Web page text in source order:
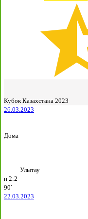
Кубок Казахстана 2023
26.03.2023
Дома
Улытау
н 2:2
90`
22.03.2023